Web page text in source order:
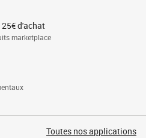
d'achat
marketplace
Toutes nos applications